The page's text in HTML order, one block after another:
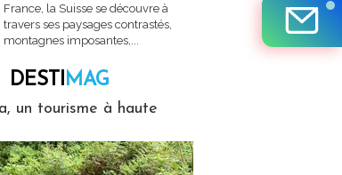
France, la Suisse se découvre à
travers ses paysages contrastés,
montagnes imposantes,...
DESTIMAG
un tourisme à haute